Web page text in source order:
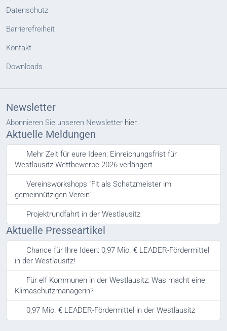
Datenschutz
Barrierefreiheit
Kontakt
Downloads
Newsletter
Abonnieren Sie unseren Newsletter hier.
Aktuelle Meldungen
Mehr Zeit für eure Ideen: Einreichungsfrist für
Westlausitz-Wettbewerbe 2026 verlängert
Vereinsworkshops "Fit als Schatzmeister im
gemeinnützigen Verein"
Projektrundfahrt in der Westlausitz
Aktuelle Presseartikel
Chance für Ihre Ideen: 0,97 Mio. € LEADER-Fördermittel
in der Westlausitz!
Für elf Kommunen in der Westlausitz: Was macht eine
Klimaschutzmanagerin?
0,97 Mio. € LEADER-Fördermittel in der Westlausitz